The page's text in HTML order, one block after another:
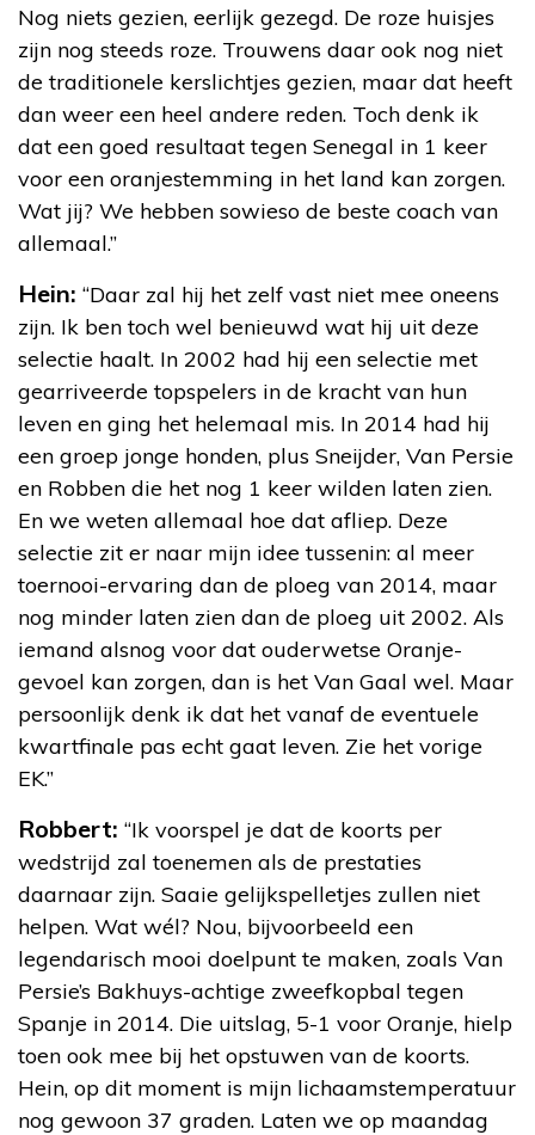
Nog niets gezien, eerlijk gezegd. De roze huisjes
zijn nog steeds roze. Trouwens daar ook nog niet
de traditionele kerslichtjes gezien, maar dat heeft
dan weer een heel andere reden. Toch denk ik
dat een goed resultaat tegen Senegal in 1 keer
voor een oranjestemming in het land kan zorgen.
Wat jij? We hebben sowieso de beste coach van
allemaal.”
Hein: “Daar zal hij het zelf vast niet mee oneens
zijn. Ik ben toch wel benieuwd wat hij uit deze
selectie haalt. In 2002 had hij een selectie met
gearriveerde topspelers in de kracht van hun
leven en ging het helemaal mis. In 2014 had hij
een groep jonge honden, plus Sneijder, Van Persie
en Robben die het nog 1 keer wilden laten zien.
En we weten allemaal hoe dat afliep. Deze
selectie zit er naar mijn idee tussenin: al meer
toernooi-ervaring dan de ploeg van 2014, maar
nog minder laten zien dan de ploeg uit 2002. Als
iemand alsnog voor dat ouderwetse Oranje-
gevoel kan zorgen, dan is het Van Gaal wel. Maar
persoonlijk denk ik dat het vanaf de eventuele
kwartfinale pas echt gaat leven. Zie het vorige
EK.”
Robbert: “Ik voorspel je dat de koorts per
wedstrijd zal toenemen als de prestaties
daarnaar zijn. Saaie gelijkspelletjes zullen niet
helpen. Wat wél? Nou, bijvoorbeeld een
legendarisch mooi doelpunt te maken, zoals Van
Persie’s Bakhuys-achtige zweefkopbal tegen
Spanje in 2014. Die uitslag, 5-1 voor Oranje, hielp
toen ook mee bij het opstuwen van de koorts.
Hein, op dit moment is mijn lichaamstemperatuur
nog gewoon 37 graden. Laten we op maandag